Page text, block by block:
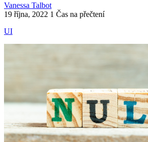
Vanessa Talbot
19 října, 2022 1 Čas na přečtení
UI